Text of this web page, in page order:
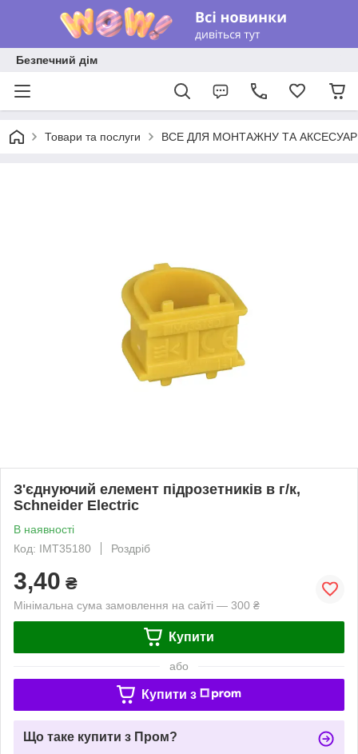
Безпечний дім
Товари та послуги ВСЕ ДЛЯ МОНТАЖНУ ТА
З'єднуючий елемент підрозетників в г/к,
Schneider Electric
В наявності
Код: IMT35180
Роздріб
3,40 ₴
Мінімальна сума замовлення на сайті — 300 ₴
Купити
або
Купити з
Що таке купити з Пром?